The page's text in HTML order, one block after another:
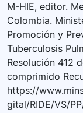
M-HIE, editor.
Colombia.
Promoción y
Tuberculosis
Resolución 412
comprimido
https://
gital/RIDE/VS/